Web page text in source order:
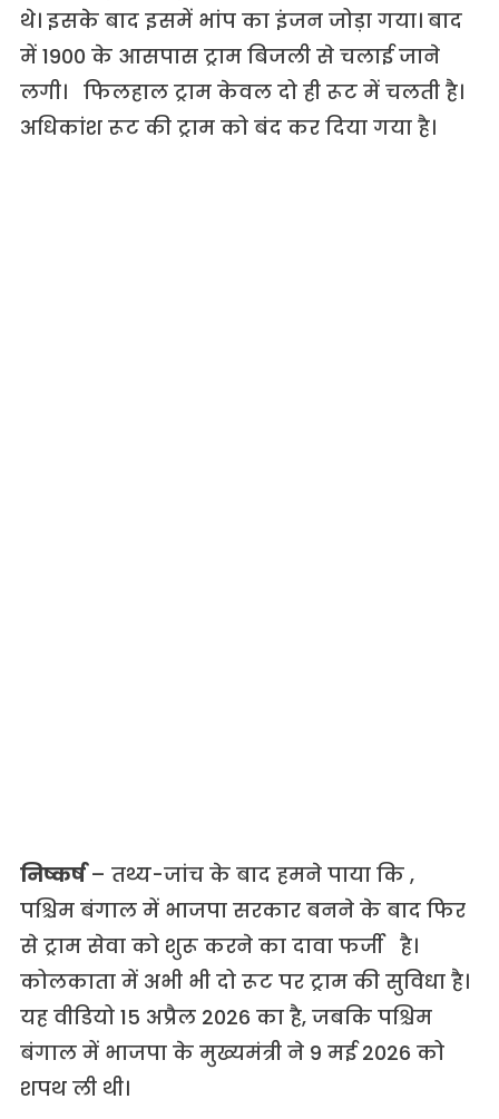
थे। इसके बाद इसमें भांप का इंजन जोड़ा गया। बाद
में 1900 के आसपास ट्राम बिजली से चलाई जाने
लगी। फिलहाल ट्राम केवल दो ही रूट में चलती है।
अधिकांश रूट की ट्राम को बंद कर दिया गया है।
निष्कर्ष– तथ्य-जांच के बाद हमने पाया कि ,
पश्चिम बंगाल में भाजपा सरकार बनने के बाद फिर
से ट्राम सेवा को शुरू करने का दावा फर्जी है।
कोलकाता में अभी भी दो रूट पर ट्राम की सुविधा है।
यह वीडियो 15 अप्रैल 2026 का है, जबकि पश्चिम
बंगाल में भाजपा के मुख्यमंत्री ने 9 मई 2026 को
शपथ ली थी।